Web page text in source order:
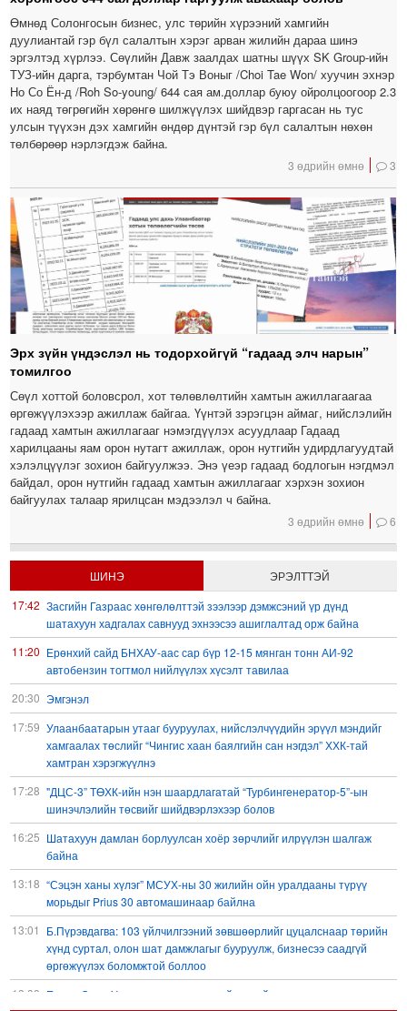
Өмнөд Солонгосын бизнес, улс төрийн хүрээний хамгийн
дуулиантай гэр бүл салалтын хэрэг арван жилийн дараа шинэ
эргэлтэд хүрлээ. Сөүлийн Давж заалдах шатны шүүх SK Group-ийн
ТУЗ-ийн дарга, тэрбумтан Чой Тэ Воныг /Choi Tae Won/ хуучин эхнэр
Но Со Ён-д /Roh So-young/ 644 сая ам.доллар буюу ойролцоогоор 2.3
их наяд төгрөгийн хөрөнгө шилжүүлэх шийдвэр гаргасан нь тус
улсын түүхэн дэх хамгийн өндөр дүнтэй гэр бүл салалтын нөхөн
төлбөрөөр нэрлэгдэж байна.
3 өдрийн өмнө 3
Эрх зүйн үндэслэл нь тодорхойгүй “гадаад элч нарын”
томилгоо
Сөүл хоттой боловсрол, хот төлөвлөлтийн хамтын ажиллагаагаа
өргөжүүлэхээр ажиллаж байгаа. Үүнтэй зэрэгцэн аймаг, нийслэлийн
гадаад хамтын ажиллагааг нэмэгдүүлэх асуудлаар Гадаад
харилцааны яам орон нутагт ажиллаж, орон нутгийн удирдлагуудтай
хэлэлцүүлэг зохион байгуулжээ. Энэ үеэр гадаад бодлогын нэгдмэл
байдал, орон нутгийн гадаад хамтын ажиллагааг хэрхэн зохион
байгуулах талаар ярилцсан мэдээлэл ч байна.
3 өдрийн өмнө 6
ШИНЭ
ЭРЭЛТТЭЙ
17:42 Засгийн Газраас хөнгөлөлттэй зээлээр дэмжсэний үр дүнд
шатахуун хадгалах савнууд эхнээсээ ашиглалтад орж байна
11:20 Ерөнхий сайд БНХАУ-аас сар бүр 12-15 мянган тонн АИ-92
автобензин тогтмол нийлүүлэх хүсэлт тавилаа
20:30 Эмгэнэл
17:59 Улаанбаатарын утааг бууруулах, нийслэлчүүдийн эрүүл мэндийг
хамгаалах төслийг “Чингис хаан баялгийн сан нэгдэл” ХХК-тай
хамтран хэрэгжүүлнэ
17:28 "ДЦС-3” ТӨХК-ийн нэн шаардлагатай “Турбингенератор-5”-ын
шинэчлэлийн төсвийг шийдвэрлэхээр болов
16:25 Шатахуун дамлан борлуулсан хоёр зөрчлийг илрүүлэн шалгаж
байна
13:18 “Сэцэн ханы хүлэг” МСУХ-ны 30 жилийн ойн уралдааны түрүү
морьдыг Prius 30 автомашинаар байлна
13:01
Б.Пүрэвдагва: 103 үйлчилгээний зөвшөөрлийг цуцалснаар төрийн
хүнд суртал, олон шат дамжлагыг бууруулж, бизнесээ саадгүй
өргөжүүлэх боломжтой боллоо
12:38 Европ Орос-Украины мөргөлдөөнийг энхийн замаар